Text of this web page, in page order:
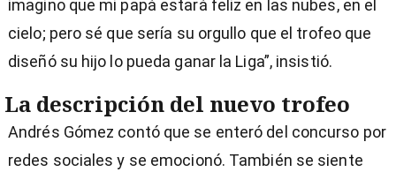
imagino que mi papá estará feliz en las nubes, en el
cielo; pero sé que sería su orgullo que el trofeo que
diseñó su hijo lo pueda ganar la Liga”, insistió.
La descripción del nuevo trofeo
Andrés Gómez contó que se enteró del concurso por
redes sociales y se emocionó. También se siente